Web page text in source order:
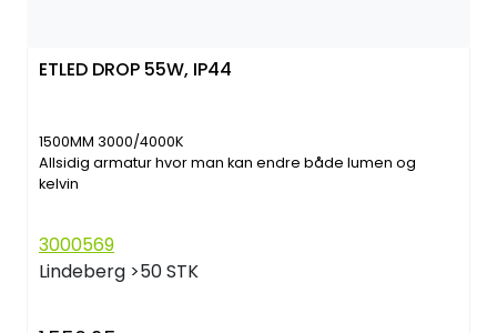
ETLED DROP 55W, IP44
1500MM 3000/4000K
Allsidig armatur hvor man kan endre både lumen og
kelvin
3000569
Lindeberg >50 STK